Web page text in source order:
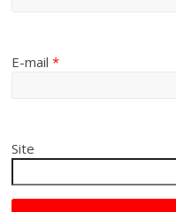
E-mail*
Site